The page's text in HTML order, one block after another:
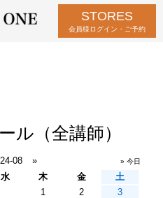
STORES
会員様ログイン・ご予約
ル（全講師）
08 » » 今日
水 木 金
土
1
2
3